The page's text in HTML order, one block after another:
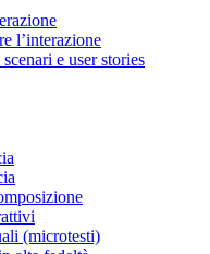
l’interazione
e user stories
(microtesti)